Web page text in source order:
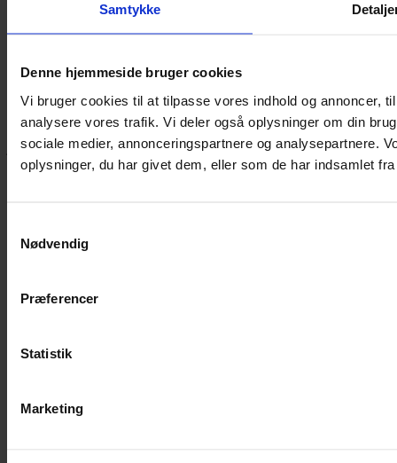
Samtykke
Denne hjemmeside bruger cookies
Vi bruger cookies til at tilpasse vores indhold og annoncer,
analysere vores trafik. Vi deler også oplysninger om din
sociale medier, annonceringspartnere og analysepartnere.
oplysninger, du har givet dem, eller som de har indsamlet
Nødvendig
Præferencer
Statistik
Marketing
Hvis du bøvler med noget eller ønsker ny inspiration, så skriv til
mig,eller kom forbi butikken på Vestergade 12 i Tønder. Så hjælper
jeg dig på vej.
Instagram
SERVICES
Cookiepolitik
Privatlivspolitik
Cookiepolitik